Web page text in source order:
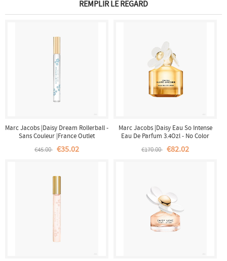
REMPLIR LE REGARD
Marc Jacobs |Daisy Dream Rollerball -
Sans Couleur |France Outlet
€45.00 €35.02
Marc Jacobs |Daisy Eau So Intense
Eau De Parfum 3.4Ozl - No Color
€170.00 €82.02